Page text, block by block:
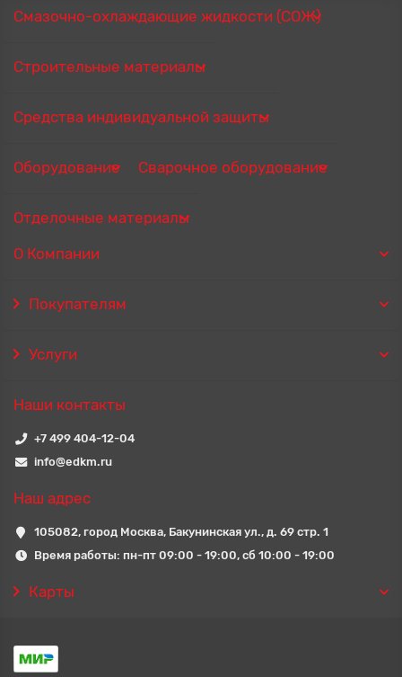
Смазочно-охлаждающие жидкости (СОЖ)
Строительные материалы
Средства индивидуальной защиты
Оборудование Сварочное оборудование
Отделочные материалы
О Компании
Покупателям
Услуги
Наши контакты
+7 499 404-12-04
info@edkm.ru
Наш адрес
105082, город Москва, Бакунинская ул., д. 69 стр. 1
Время работы: пн-пт 09:00 - 19:00, сб 10:00 - 19:00
Карты